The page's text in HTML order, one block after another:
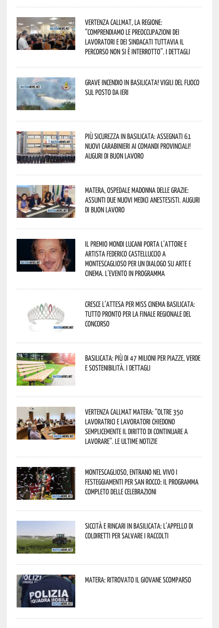
Vertenza CallMat, la Regione:
“comprendiamo le preoccupazioni dei
lavoratori e dei sindacati tuttavia il
percorso non si è interrotto”. I dettagli
Grave incendio in Basilicata! Vigili del fuoco
sul posto da ieri
Più sicurezza in Basilicata: assegnati 61
nuovi Carabinieri ai Comandi provinciali!
Auguri di buon lavoro
Matera, Ospedale Madonna delle Grazie:
assunti due nuovi medici anestesisti. Auguri
di buon lavoro
Il Premio Mondi Lucani porta l’attore e
artista Federico Castelluccio a
Montescaglioso per un dialogo su arte e
cinema. L’evento in programma
Cresce l’attesa per Miss Cinema Basilicata:
tutto pronto per la finale regionale del
concorso
Basilicata: più di 47 milioni per piazze, verde
e sostenibilità. I dettagli
Vertenza CallMat Matera: “Oltre 350
lavoratrici e lavoratori chiedono
semplicemente il diritto di continuare a
lavorare”. Le ultime notizie
Montescaglioso, entrano nel vivo i
festeggiamenti per San Rocco: il programma
completo delle celebrazioni
Siccità e rincari in Basilicata: l’appello di
Coldiretti per salvare i raccolti
Matera: ritrovato il giovane scomparso